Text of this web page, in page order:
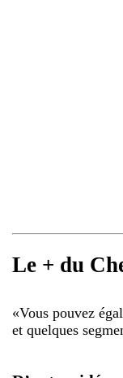
Le + du
«Vous pouvez
et quelques